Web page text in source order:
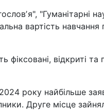
"Гуманітарні
вартість
відкриті та
року найбільше
Друге місце